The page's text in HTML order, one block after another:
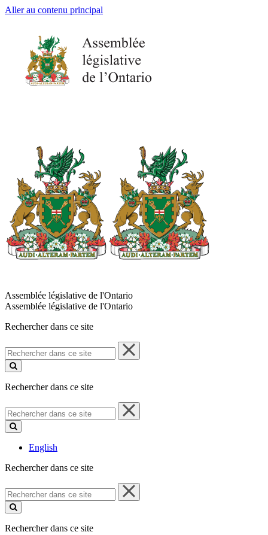
Aller au contenu principal
Assemblée législative de l'Ontario
Assemblée législative de l'Ontario
Rechercher dans ce site
Rechercher
dans
ce
Rechercher dans ce site
Rechercher
dans
ce
English
Rechercher dans ce site
Rechercher
dans
ce
Rechercher dans ce site